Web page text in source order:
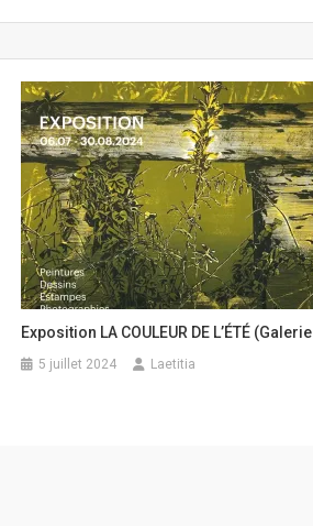
Exposition LA COULEUR DE L’ÉTÉ
5 juillet 2024 Laetitia